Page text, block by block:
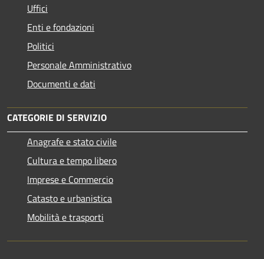
Uffici
Enti e fondazioni
Politici
Personale Amministrativo
Documenti e dati
CATEGORIE DI SERVIZIO
Anagrafe e stato civile
Cultura e tempo libero
Imprese e Commercio
Catasto e urbanistica
Mobilità e trasporti